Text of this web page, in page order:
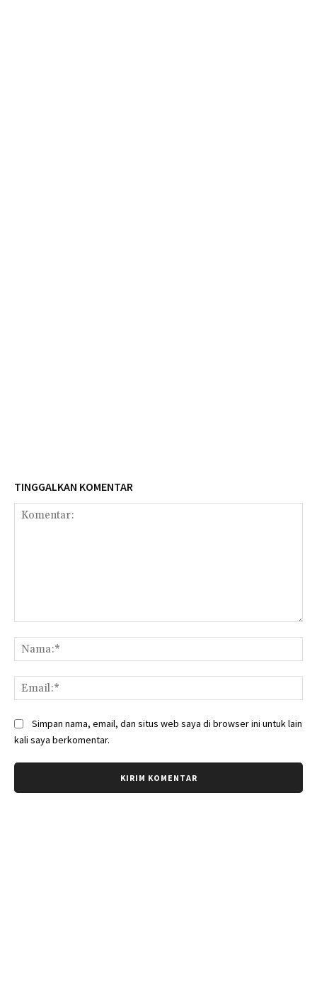
TINGGALKAN KOMENTAR
Simpan nama, email, dan situs web saya di browser ini untuk lain
kali saya berkomentar.